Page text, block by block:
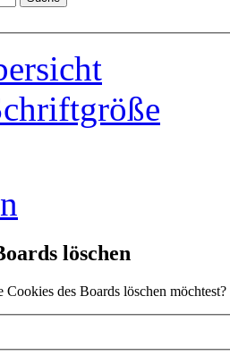
löschen
des Boards löschen möchtest?